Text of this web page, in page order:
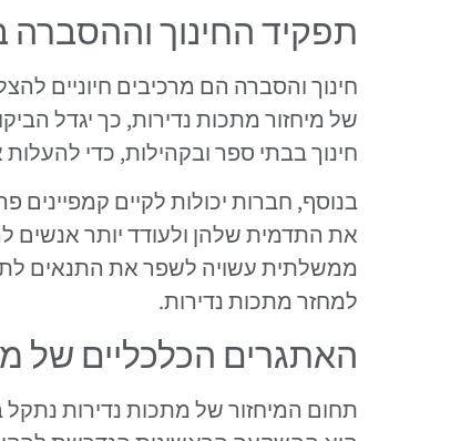
תפקיד החינוך וההסברה
חינוך והסברה הם מרכיבים חיוניים
של מיחזור מתכות נדירות, כך יגדל
חינוך בבתי ספר ובקהילות, כדי
בנוסף, חברות יכולות לקיים קמפיינים
את התדמית שלהן ולעודד יותר אנשים
ממשלתית עשויה לשפר את התנאים
למחזר מתכות נדירות.
האתגרים הכלכליים של
תחום המיחזור של מתכות נדירות